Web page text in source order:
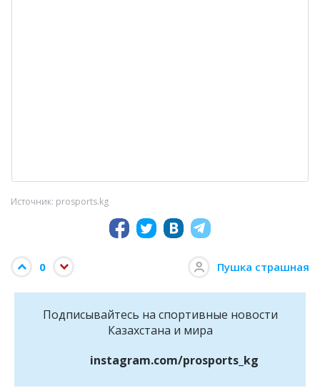
Источник: prosports.kg
0 Пушка страшная
Подписывайтесь на cпортивные новости
Казахстана и мира
instagram.com/prosports_kg